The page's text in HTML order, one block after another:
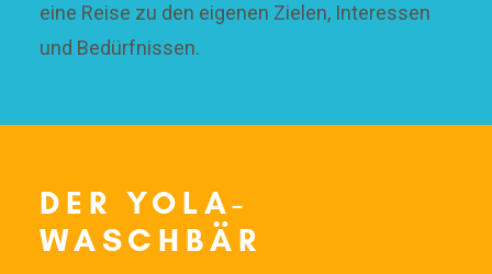
eine Reise zu den eigenen Zielen, Interessen
und Bedürfnissen.
DER YOLA-
WASCHBÄR